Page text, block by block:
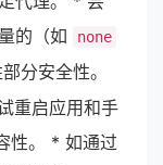
的（如
none
分安全性。
重启应用和手
性。 * 如通过